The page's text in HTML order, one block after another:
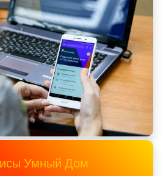
Умный Дом